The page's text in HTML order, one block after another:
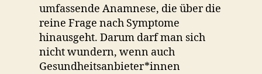
umfassende Anamnese, die über die
reine Frage nach Symptome
hinausgeht. Darum darf man sich
nicht wundern, wenn auch
Gesundheitsanbieter*innen